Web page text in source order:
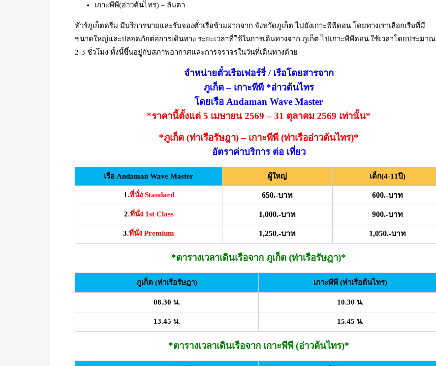
เกาะพีพี(อ่าวต้นไทร) – ลันตา
ทัวร์ภูเก็ตดรีม มีบริการขายและรับจองตั๋วเรือข้ามฝากจาก จังหวัดภูเก็ต ไปยังเกาะพีพีดอน โดยทางเราเลือกเรือที่มี
ขนาดใหญ่และปลอดภัยต่อการเดินทาง ระยะเวลาที่ใช้ในการเดินทางจาก ภูเก็ต ไปเกาะพีพีดอน ใช้เวลาโดยประมาณ
2-3 ชั่วโมง ทั้งนี้ขึ้นอยู่กับสภาพอากาศและการจราจรในวันที่เดินทางด้วย
จำหน่ายตั๋วเรือเฟอร์รี่ / เรือโดยสารจาก
ภูเก็ต – เกาะพีพี *อ่าวต้นไทร
โดยเรือ Andaman Wave Master
*ราคานี้ตั้งแต่ 5 เมษายน 2569 – 31 ตุลาคม 2569 เท่านั้น*
*ภูเก็ต (ท่าเรือรัษฎา) – เกาะพีพี (ท่าเรืออ่าวต้นไทร)*
อัตราค่าบริการ ต่อ เที่ยว
เรือ Andaman Wave Master ผู้ใหญ่ เด็ก(4-11ปี)
1.ที่นั่ง Standard 650.-บาท 600.-บาท
2.ที่นั่ง 1st Class 1,000.-บาท 900.-บาท
3.ที่นั่ง Premium 1,250.-บาท 1,050.-บาท
*ตารางเวลาเดินเรือจาก ภูเก็ต (ท่าเรือรัษฎา)*
ภูเก็ต (ท่าเรือรัษฎา) เกาะพีพี (ท่าเรือต้นไทร)
08.30 น. 10.30 น.
13.45 น. 15.45 น.
*ตารางเวลาเดินเรือจาก เกาะพีพี (อ่าวต้นไทร)*